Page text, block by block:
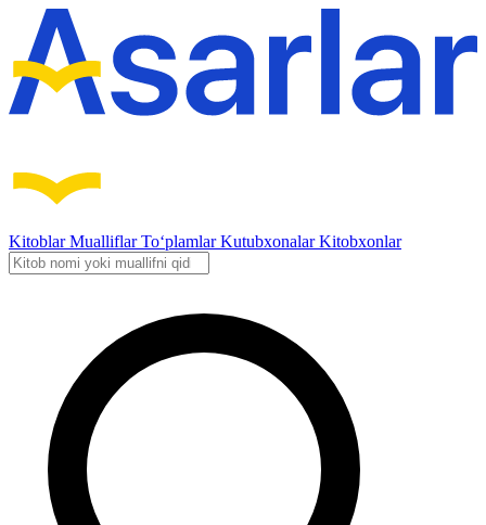
KitoblarMualliflarTo‘plamlarKutubxonalarKitobxonlar